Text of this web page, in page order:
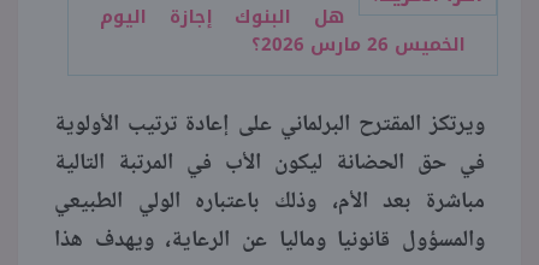
هل البنوك إجازة اليوم
الخميس 26 مارس 2026؟
ويرتكز المقترح البرلماني على إعادة ترتيب الأولوية
في حق الحضانة ليكون الأب في المرتبة التالية
مباشرة بعد الأم، وذلك باعتباره الولي الطبيعي
والمسؤول قانونيا وماليا عن الرعاية، ويهدف هذا